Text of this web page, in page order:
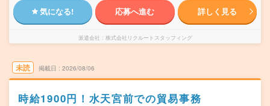
気になる! 応募へ進む 詳しく見る
派遣会社 株式会社リクルートスタッフィング
未読 掲載日 2026/08/06
時給1900円！水天宮前での貿易事務